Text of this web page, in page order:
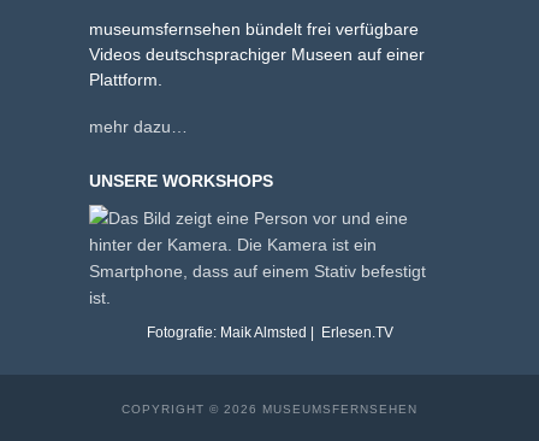
museumsfernsehen bündelt frei verfügbare
Videos deutschsprachiger Museen auf einer
Plattform.
mehr dazu…
UNSERE WORKSHOPS
Fotografie: Maik Almsted | Erlesen.TV
COPYRIGHT © 2026 MUSEUMSFERNSEHEN